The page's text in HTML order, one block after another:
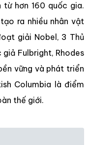
từ hơn 160 quốc gia.
ra nhiều nhân vật
giải Nobel, 3 Thủ
Fulbright, Rhodes
vững và phát triển
Columbia là điểm
thế giới.